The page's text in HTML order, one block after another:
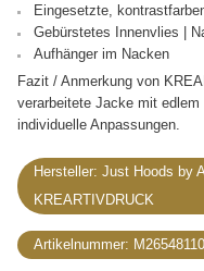
Eingesetzte,
Gebürstetes Innenvlies |
Aufhänger im Nacken
Fazit / Anmerkung von
verarbeitete Jacke mit
individuelle Anpassungen.
Hersteller: Just Hoods by
Artikelnummer: